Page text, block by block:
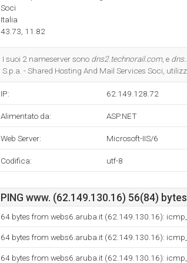
Soci
Italia
43.73, 11.82
I suoi 2 nameserver sono dns2.technorail.com, e
S.p.a. - Shared Hosting And Mail Services Soci,
IP: 62.149.128.72
Alimentato da: ASP.NET
Web Server: Microsoft-IIS/6
Codifica: utf-8
PING www. (62.149.130.16) 56(84)
64 bytes from webs6.aruba.it (62.149.130.16):
64 bytes from webs6.aruba.it (62.149.130.16):
64 bytes from webs6.aruba.it (62.149.130.16):